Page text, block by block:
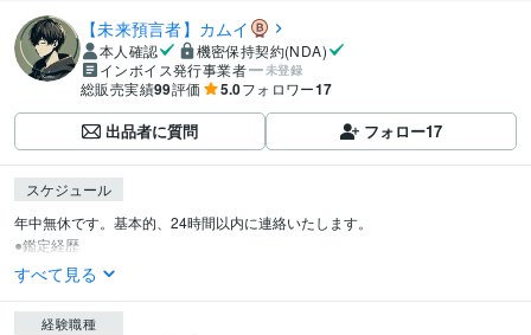
【未来預言者】カムイ
本人確認
機密保持契約(NDA)
インボイス発行事業者
未登録
総販売実績99評価 5.0フォロワー17
出品者に質問 フォロー17
スケジュール
年中無休です。基本的、24時間以内に連絡いたします。
●鑑定経歴
すべて見る
経験職種